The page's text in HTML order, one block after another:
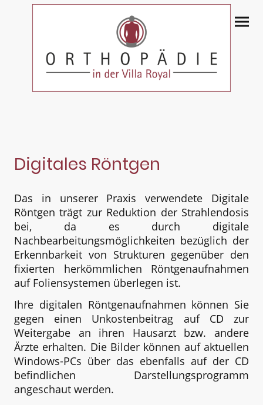
Digitales Röntgen
Das in unserer Praxis verwendete Digitale
Röntgen trägt zur Reduktion der Strahlendosis
bei, da es durch digitale
Nachbearbeitungsmöglichkeiten bezüglich der
Erkennbarkeit von Strukturen gegenüber den
fixierten herkömmlichen Röntgenaufnahmen
auf Foliensystemen überlegen ist.
Ihre digitalen Röntgenaufnahmen können Sie
gegen einen Unkostenbeitrag auf CD zur
Weitergabe an ihren Hausarzt bzw. andere
Ärzte erhalten. Die Bilder können auf aktuellen
Windows-PCs über das ebenfalls auf der CD
befindlichen Darstellungsprogramm
angeschaut werden.